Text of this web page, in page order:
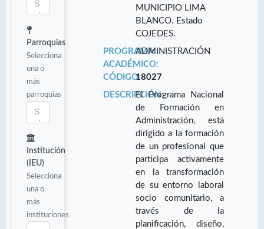
Parroquias
Selecciona
una o
más
parroquias
Institución
(IEU)
Selecciona
una o
más
instituciones
MUNICIPIO LIMA
BLANCO. Estado
COJEDES.
PROGRAMA
ACADÉMICO:
ADMINISTRACIÓN
CÓDIGO:18027
DESCRIPCIÓN:El Programa Nacional
de Formación en
Administración, está
dirigido a la formación
de un profesional que
participa activamente
en la transformación
de su entorno laboral
socio comunitario, a
través de la
planificación, diseño,